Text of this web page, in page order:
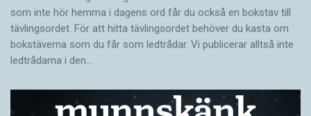
som inte hör hemma i dagens ord får du också en bokstav till
tävlingsordet. För att hitta tävlingsordet behöver du kasta om
bokstäverna som du får som ledtrådar. Vi publicerar alltså inte
ledtrådarna i den…